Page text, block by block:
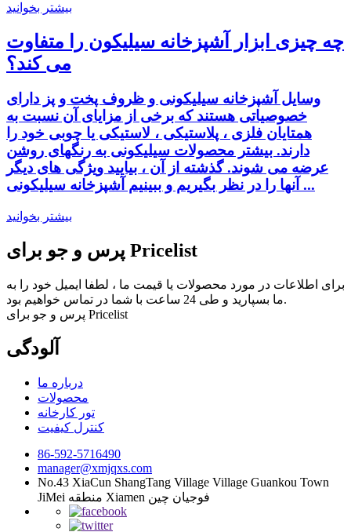
بیشتر بخوانید
چه چیزی ابزار آشپزخانه سیلیکون را متفاوت
می کند؟
وسایل آشپزخانه سیلیکونی و ظروف پخت و پز دارای
خصوصیاتی هستند که برخی از مزایای آن نسبت به
همتایان فلزی ، پلاستیکی ، لاستیکی یا چوبی خود را
دارند. بیشتر محصولات سیلیکونی به رنگهای روشن
عرضه می شوند. گذشته از آن ، بیایید ویژگی های دیگر
آنها را در نظر بگیریم و ببینیم آشپزخانه سیلیکونی ...
بیشتر بخوانید
پرس و جو برای Pricelist
برای اطلاعات در مورد محصولات یا قیمت ما ، لطفا ایمیل خود را به
ما بسپارید و طی 24 ساعت با شما در تماس خواهیم بود.
پرس و جو برای Pricelist
آلودگی
درباره ما
محصولات
تور کارخانه
کنترل کیفیت
86-592-5716490
manager@xmjqxs.com
No.43 XiaCun ShangTang Village Village Guankou Town
JiMei منطقه Xiamen فوجیان چین